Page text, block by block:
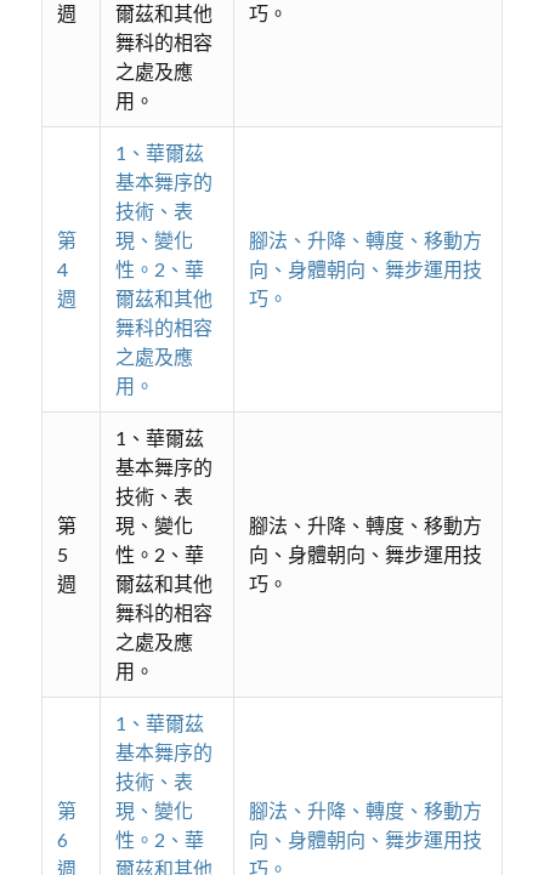
週
爾茲和其他
舞科的相容
之處及應
用。
巧。
第
4
週
1、華爾茲
基本舞序的
技術、表
現、變化
性。2、華
爾茲和其他
舞科的相容
之處及應
用。
腳法、升降、轉度、移動方
向、身體朝向、舞步運用技
巧。
第
5
週
1、華爾茲
基本舞序的
技術、表
現、變化
性。2、華
爾茲和其他
舞科的相容
之處及應
用。
腳法、升降、轉度、移動方
向、身體朝向、舞步運用技
巧。
第
6
週
1、華爾茲
基本舞序的
技術、表
現、變化
性。2、華
爾茲和其他
腳法、升降、轉度、移動方
向、身體朝向、舞步運用技
巧。